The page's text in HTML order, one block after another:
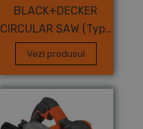
BLACK+DECKER
CIRCULAR SAW (Type
1)
Vezi produsul